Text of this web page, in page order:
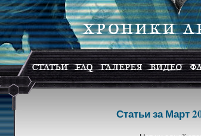
Статьи за Март